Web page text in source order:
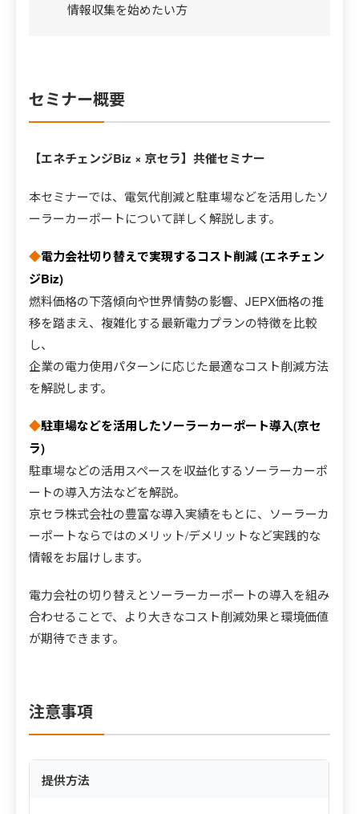
情報収集を始めたい方
セミナー概要
【エネチェンジBiz × 京セラ】共催セミナー
本セミナーでは、電気代削減と駐車場などを活用したソ
ーラーカーポートについて詳しく解説します。
◆電力会社切り替えで実現するコスト削減 (エネチェン
ジBiz)
燃料価格の下落傾向や世界情勢の影響、JEPX価格の推
移を踏まえ、複雑化する最新電力プランの特徴を比較
し、
企業の電力使用パターンに応じた最適なコスト削減方法
を解説します。
◆駐車場などを活用したソーラーカーポート導入(京セ
ラ)
駐車場などの活用スペースを収益化するソーラーカーポ
ートの導入方法などを解説。
京セラ株式会社の豊富な導入実績をもとに、ソーラーカ
ーポートならではのメリット/デメリットなど実践的な
情報をお届けします。
電力会社の切り替えとソーラーカーポートの導入を組み
合わせることで、より大きなコスト削減効果と環境価値
が期待できます。
注意事項
提供方法